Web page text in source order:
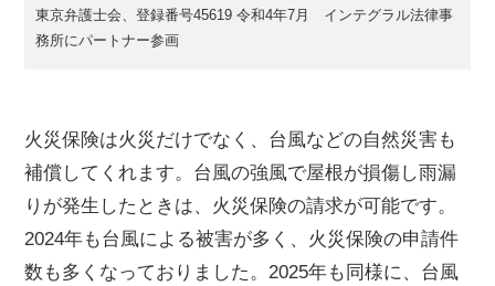
東京弁護士会、登録番号45619 令和4年7月 インテグラル法律事
務所にパートナー参画
火災保険は火災だけでなく、台風などの自然災害も
補償してくれます。台風の強風で屋根が損傷し雨漏
りが発生したときは、火災保険の請求が可能です。
2024年も台風による被害が多く、火災保険の申請件
数も多くなっておりました。2025年も同様に、台風